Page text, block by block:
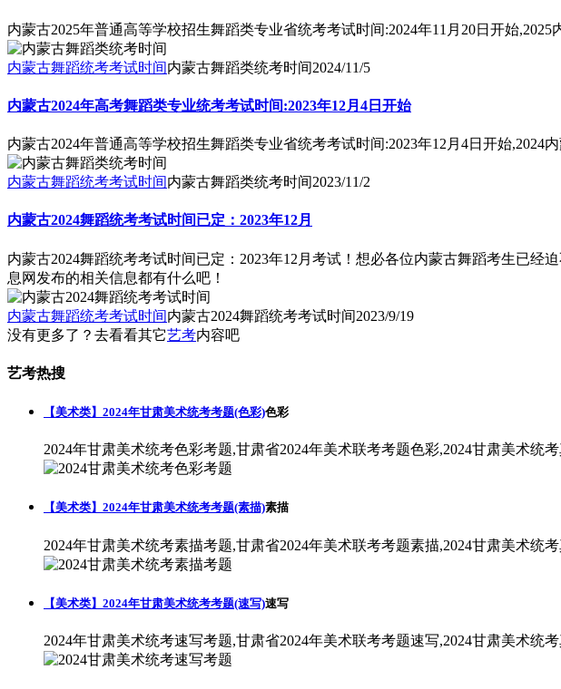
内蒙古2025年普通高等学校招生舞蹈类专业省统考考试时间:2024年11月20日开始,2025
内蒙古舞蹈统考考试时间内蒙古舞蹈类统考时间2024/11/5
内蒙古2024年高考舞蹈类专业统考考试时间:2023年12月4日开始
内蒙古2024年普通高等学校招生舞蹈类专业省统考考试时间:2023年12月4日开始,2024
内蒙古舞蹈统考考试时间内蒙古舞蹈类统考时间2023/11/2
内蒙古2024舞蹈统考考试时间已定：2023年12月
内蒙古2024舞蹈统考考试时间已定：2023年12月考试！想必各位内蒙古舞蹈考生已
息网发布的相关信息都有什么吧！
内蒙古舞蹈统考考试时间内蒙古2024舞蹈统考考试时间2023/9/19
没有更多了？去看看其它艺考内容吧
艺考热搜
【美术类】2024年甘肃美术统考考题(色彩)色彩
2024年甘肃美术统考色彩考题,甘肃省2024年美术联考考题色彩,2024甘肃美术统考
【美术类】2024年甘肃美术统考考题(素描)素描
2024年甘肃美术统考素描考题,甘肃省2024年美术联考考题素描,2024甘肃美术统考
【美术类】2024年甘肃美术统考考题(速写)速写
2024年甘肃美术统考速写考题,甘肃省2024年美术联考考题速写,2024甘肃美术统考